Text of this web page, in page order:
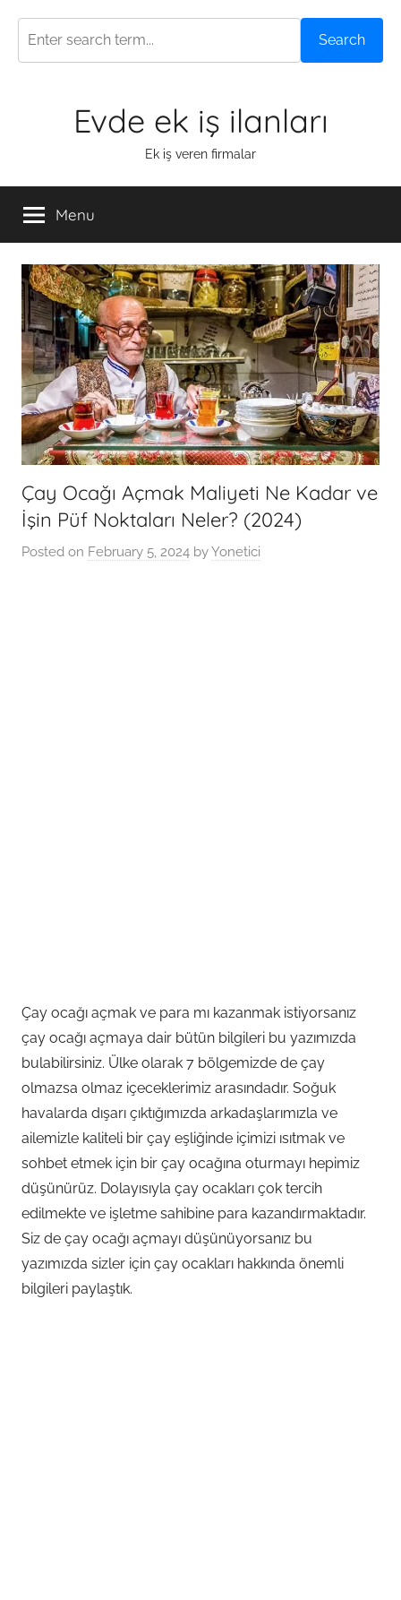
Search
Evde ek iş ilanları
Ek iş veren firmalar
Menu
Çay Ocağı Açmak Maliyeti Ne Kadar ve
İşin Püf Noktaları Neler? (2024)
Posted on February 5, 2024 byYonetici
Çay ocağı açmak ve para mı kazanmak istiyorsanız
çay ocağı açmaya dair bütün bilgileri bu yazımızda
bulabilirsiniz. Ülke olarak 7 bölgemizde de çay
olmazsa olmaz içeceklerimiz arasındadır. Soğuk
havalarda dışarı çıktığımızda arkadaşlarımızla ve
ailemizle kaliteli bir çay eşliğinde içimizi ısıtmak ve
sohbet etmek için bir çay ocağına oturmayı hepimiz
düşünürüz. Dolayısıyla çay ocakları çok tercih
edilmekte ve işletme sahibine para kazandırmaktadır.
Siz de çay ocağı açmayı düşünüyorsanız bu
yazımızda sizler için çay ocakları hakkında önemli
bilgileri paylaştık.